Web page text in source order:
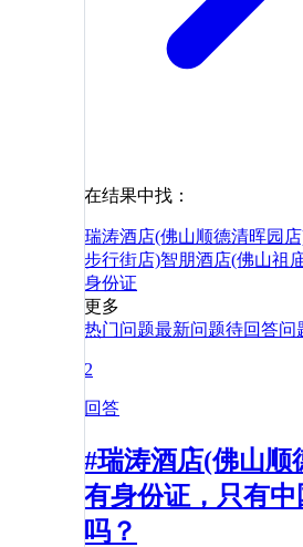
在结果中找：
瑞涛酒店(佛山顺德清晖园
步行街店)智朋酒店(佛山祖
身份证
更多
热门问题最新问题待回答问
2
回答
#瑞涛酒店(佛山顺
有身份证，只有
吗？